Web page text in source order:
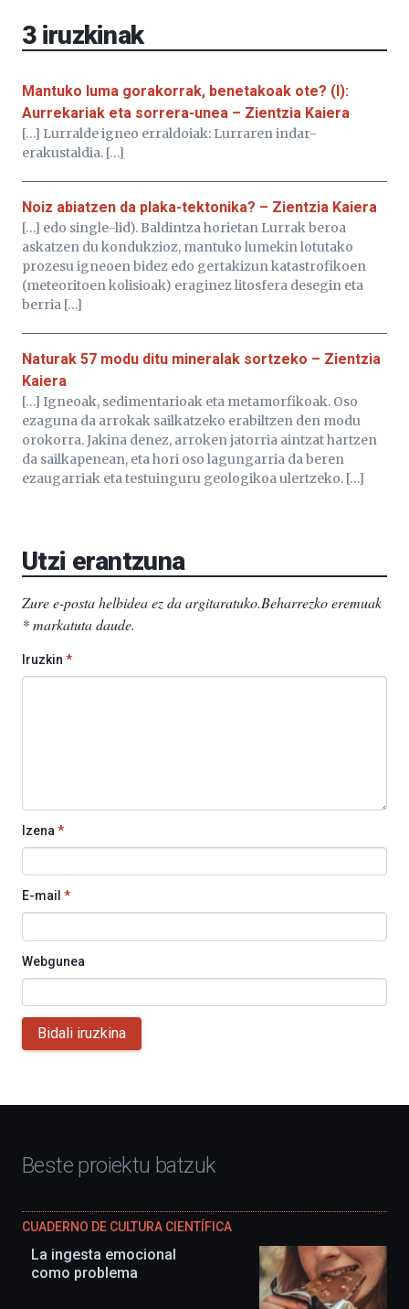
3iruzkinak
Mantuko luma gorakorrak, benetakoak ote? (I):
Aurrekariak eta sorrera-unea – Zientzia Kaiera
[…] Lurralde igneo erraldoiak: Lurraren indar-
erakustaldia. […]
Noiz abiatzen da plaka-tektonika? – Zientzia Kaiera
[…] edo single-lid). Baldintza horietan Lurrak beroa
askatzen du kondukzioz, mantuko lumekin lotutako
prozesu igneoen bidez edo gertakizun katastrofikoen
(meteoritoen kolisioak) eraginez litosfera desegin eta
berria […]
Naturak 57 modu ditu mineralak sortzeko – Zientzia
Kaiera
[…] Igneoak, sedimentarioak eta metamorfikoak. Oso
ezaguna da arrokak sailkatzeko erabiltzen den modu
orokorra. Jakina denez, arroken jatorria aintzat hartzen
da sailkapenean, eta hori oso lagungarria da beren
ezaugarriak eta testuinguru geologikoa ulertzeko. […]
Utzi erantzuna
Zure e-posta helbidea ez da argitaratuko.Beharrezko eremuak
*markatuta daude.
Iruzkin *
Izena *
E-mail *
Webgunea
Bidali iruzkina
Beste proiektu batzuk
CUADERNO DE CULTURA CIENTÍFICA
La ingesta emocional
como problema